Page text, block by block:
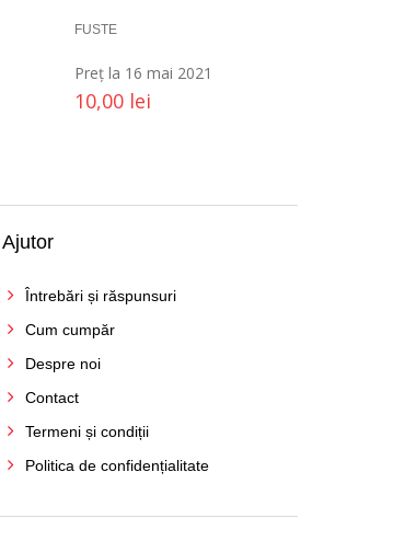
FUSTE
Preț la 16 mai 2021
10,00 lei
Ajutor
Întrebări și răspunsuri
Cum cumpăr
Despre noi
Contact
Termeni și condiții
Politica de confidențialitate